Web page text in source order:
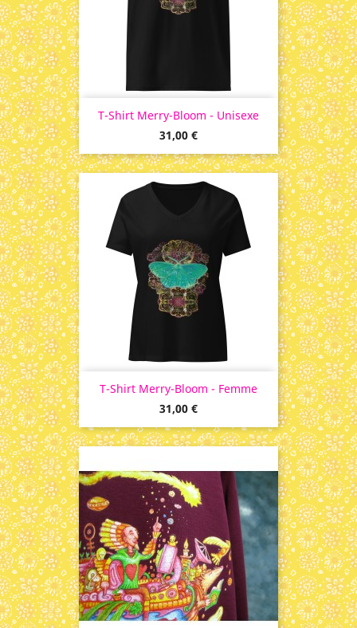
T-Shirt Merry-Bloom - Unisexe
Prix
31,00 €
T-Shirt Merry-Bloom - Femme
Prix
31,00 €